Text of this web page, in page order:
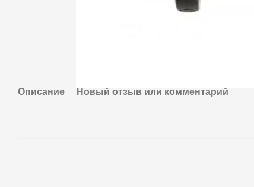
Описание Новый отзыв или комментарий